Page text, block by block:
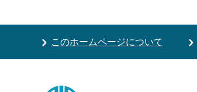
このホームページについて